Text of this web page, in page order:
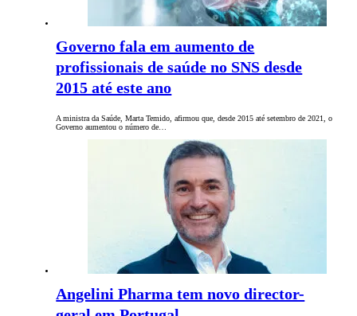
Governo fala em aumento de
profissionais de saúde no SNS desde
2015 até este ano
A ministra da Saúde, Marta Temido, afirmou que, desde 2015 até setembro de 2021, o
Governo aumentou o número de…
Angelini Pharma tem novo director-